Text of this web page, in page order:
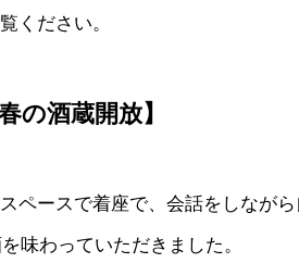
ください。
酒蔵開放】
ペースで着座で、会話をしなが
味わっていただきました。